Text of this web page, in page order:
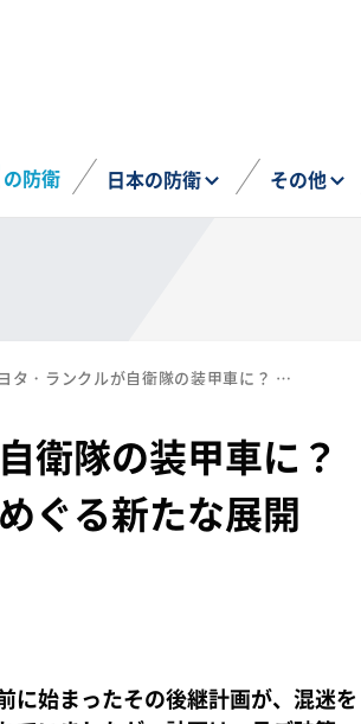
の防衛 日本の防衛 その他
《特集》トヨタ・ランクルが自衛隊の装甲車に？ 陸自・軽装甲機動車の後継をめぐる新たな展開
衛隊の装甲車に？
ぐる新たな展開
に始まったその後継計画が、混迷を